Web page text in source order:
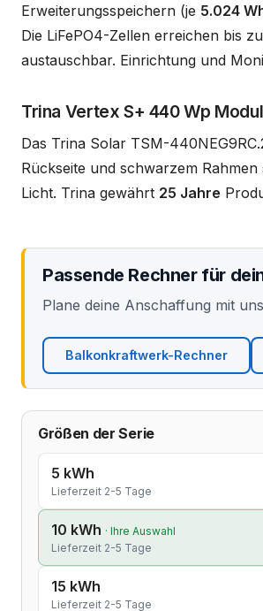
Erweiterungsspeichern (je 5.024
Die LiFePO4-Zellen erreichen bis zu
austauschbar. Einrichtung und
Trina Vertex S+ 440 Wp
Das Trina Solar TSM-
Rückseite und schwarzem
Licht. Trina gewährt 25 Jahre
Passende Rechner für
Plane deine Anschaffung mit
Balkonkraftwerk-Rechner
Größen der Serie
5 kWh
Lieferzeit 2-5 Tage
10 kWh · Ihre Auswahl
Lieferzeit 2-5 Tage
15 kWh
Lieferzeit 2-5 Tage